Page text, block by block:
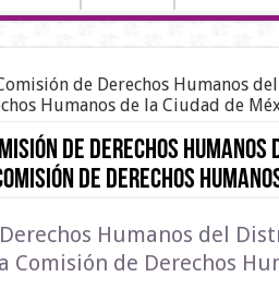
de Derechos Humanos
Humanos de la Ciudad de
de Derechos
de Derechos
Humanos del
Comisión de Derechos